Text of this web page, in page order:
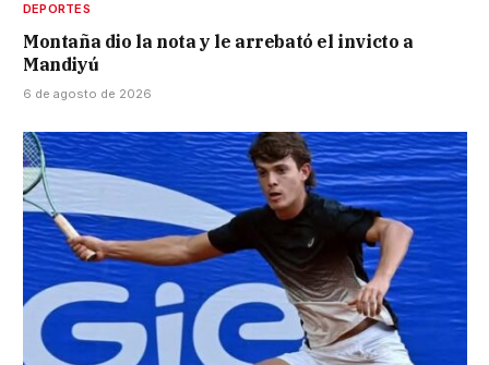
DEPORTES
Montaña dio la nota y le arrebató el invicto a
Mandiyú
6 de agosto de 2026